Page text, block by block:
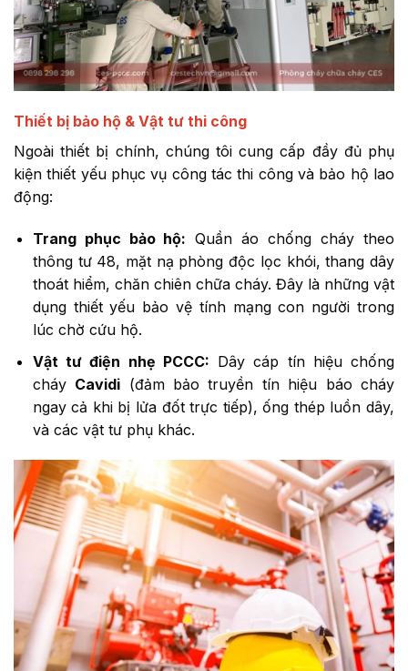
Thiết bị bảo hộ & Vật tư thi công
Ngoài thiết bị chính, chúng tôi cung cấp đầy đủ phụ
kiện thiết yếu phục vụ công tác thi công và bảo hộ lao
động:
Trang phục bảo hộ: Quần áo chống cháy theo
thông tư 48, mặt nạ phòng độc lọc khói, thang dây
thoát hiểm, chăn chiên chữa cháy. Đây là những vật
dụng thiết yếu bảo vệ tính mạng con người trong
lúc chờ cứu hộ.
Vật tư điện nhẹ PCCC: Dây cáp tín hiệu chống
cháy Cavidi (đảm bảo truyền tín hiệu báo cháy
ngay cả khi bị lửa đốt trực tiếp), ống thép luồn dây,
và các vật tư phụ khác.